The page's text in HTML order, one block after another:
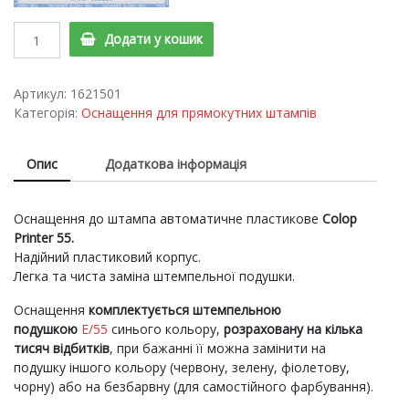
Оснащення
Printer
55
quantity
Додати у кошик
Артикул: 1621501
Категорія: Оснащення для прямокутних штампів
Опис Додаткова інформація
Оснащення до штампа автоматичне пластикове Colop
Printer 55.
Надійний пластиковий корпус.
Легка та чиста заміна штемпельної подушки.
Оснащення комплектується штемпельною
подушкою E/55 синього кольору, розраховану на кілька
тисяч відбитків, при бажанні її можна замінити на
подушку іншого кольору (червону, зелену, фіолетову,
чорну) або на безбарвну (для самостійного фарбування).